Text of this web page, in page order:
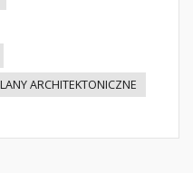
ARCHITEKTONICZNE